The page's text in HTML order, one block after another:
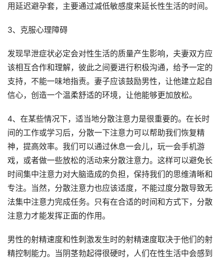
用延迟避孕套，主要通过减低敏感度来延长性生活的时间。
3、克服心理障碍
发现早泄症状必定会对性生活的质量产生影响，夫妻双方应
该相互合作和理解，彼此之间要进行积极沟通，给予一定的
支持，不能一味地指责。妻子应该鼓励男性，让他建立起自
信心，创造一个温柔舒适的环境，让他能够更加放松。
4、在某些情况下，适当地分散注意力是很重要的。在长时
间的工作或学习后，分散一下注意力可以帮助我们恢复精
神，提高效率。我们可以通过休息一会儿，玩一会手机游
戏，或者做一些放松的活动来分散注意力。这样可以避免长
时间集中注意力对大脑造成的负担，保持我们的思维清晰和
专注。当然，分散注意力也应该适度，不能过度分散导致无
法集中注意力完成任务。只有在合适的时间和方式下，分散
注意力才能发挥正面的作用。
男性的射精速度和性刺激发生时的射精速度取决于他们的射
精控制能力。当阴茎勃起得很硬时，人们在性生活中会感到